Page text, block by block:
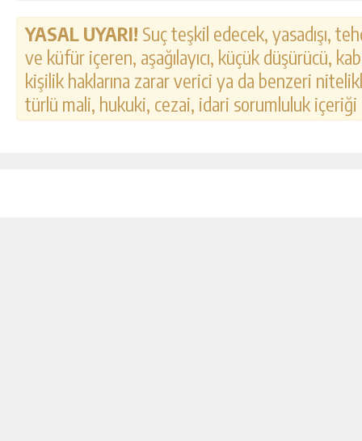
YASAL UYARI! Suç teşkil edecek, yasadışı,
ve küfür içeren, aşağılayıcı, küçük düşürücü,
kişilik haklarına zarar verici ya da benzeri
türlü mali, hukuki, cezai, idari sorumluluk